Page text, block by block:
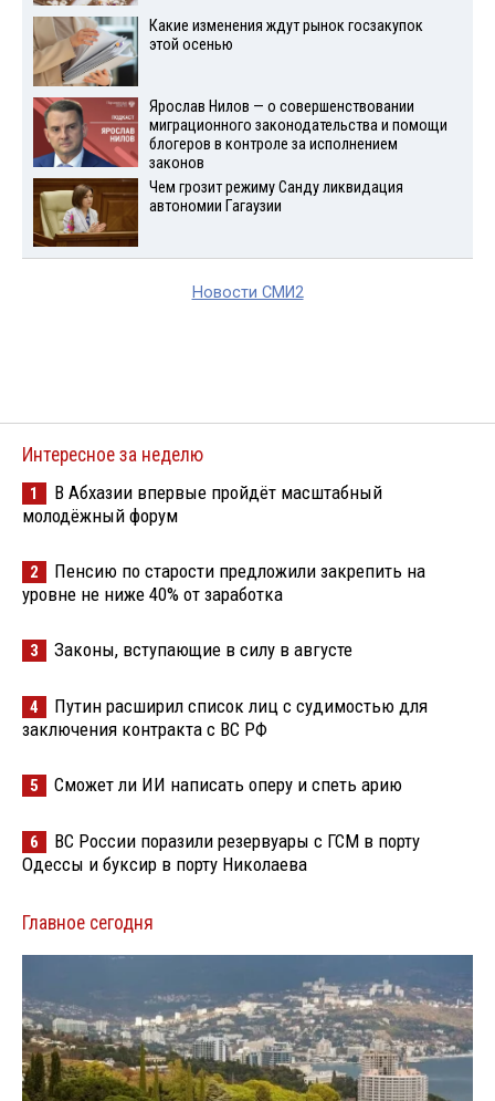
Какие изменения ждут рынок госзакупок
этой осенью
Ярослав Нилов — о совершенствовании
миграционного законодательства и помощи
блогеров в контроле за исполнением
законов
Чем грозит режиму Санду ликвидация
автономии Гагаузии
Новости СМИ2
Интересное за неделю
1
В Абхазии впервые пройдёт масштабный
молодёжный форум
2
Пенсию по старости предложили закрепить на
уровне не ниже 40% от заработка
3 Законы, вступающие в силу в августе
4
Путин расширил список лиц с судимостью для
заключения контракта с ВС РФ
5 Сможет ли ИИ написать оперу и спеть арию
6
ВС России поразили резервуары с ГСМ в порту
Одессы и буксир в порту Николаева
Главное сегодня